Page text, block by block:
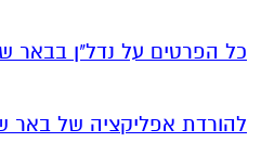
כל הפרטים על נדל"ן בבאר
להורדת אפליקציה של באר